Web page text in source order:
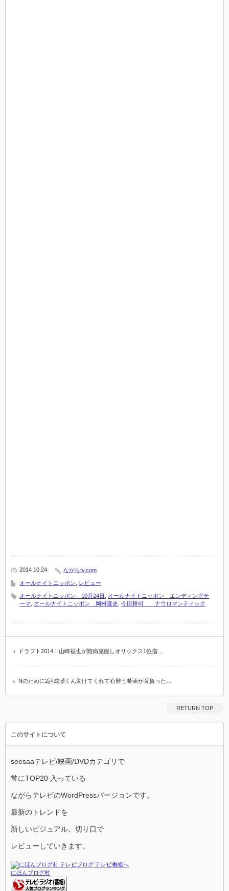
2014 10.24 ながらtv.com
オールナイトニッポン レビュー
オールナイトニッポン 10月24日
オールナイトニッポン エンディングテ
ーマ
オールナイトニッポン 岡村隆史 今田耕司 ナウロマンティック
ドラフト2014！山崎福也が難病克服しオリックス1位指…
Nのために2話成瀬くん助けてくれて有難う希美が背負った…
RETURN TOP
このサイトについて
seesaaテレビ/映画/DVDカテゴリで
常にTOP20 入っている
ながらテレビのWordPressバージョンです。
最新のトレンドを
新しいビジュアル、切り口で
レビューしていきます。
にほんブログ村